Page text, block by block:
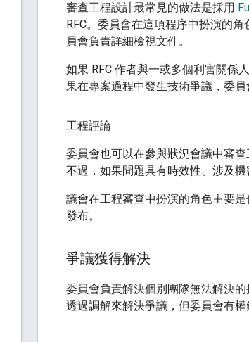
審查工程設計最常見的做法是採用
RFC。委員會在這項程序中扮演的
員會負責詳細檢視文件。
如果 RFC 作者與一或多個利害關係
果在專案過程中發生技術爭議，委員
工程評論
委員會也可以在參與狀況會議中審查
不過，如果問題具有時效性、涉及
議會在工程審查中扮演的角色主要
發布。
爭議獲得解決
委員會負責解決個別團隊無法解決
透過調解來解決爭議，但委員會有